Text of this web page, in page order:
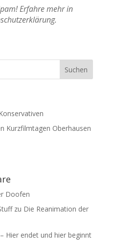
Erfahre mehr in
Kurzfilmtagen Oberhausen
Doofen
zu Die Reanimation der
– Hier endet und hier beginnt